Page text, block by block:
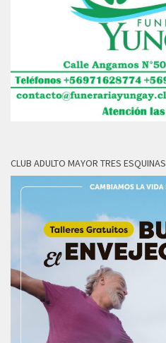
CLUB ADULTO MAYOR TRES ESQUINAS